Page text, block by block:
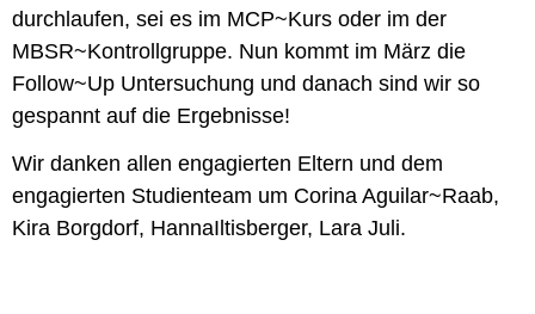
durchlaufen, sei es im MCP~Kurs oder im der
MBSR~Kontrollgruppe. Nun kommt im März die
Follow~Up Untersuchung und danach sind wir so
gespannt auf die Ergebnisse!
Wir danken allen engagierten Eltern und dem
engagierten Studienteam um Corina Aguilar~Raab,
Kira Borgdorf, HannaIltisberger, Lara Juli.